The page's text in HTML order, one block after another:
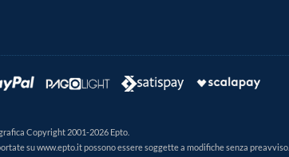
Copyright 2001-2026 Epto.
su www.epto.it possono essere soggette a modifiche senza preavviso.